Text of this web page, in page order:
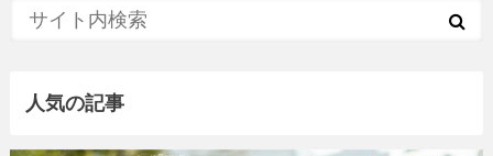
人気の記事